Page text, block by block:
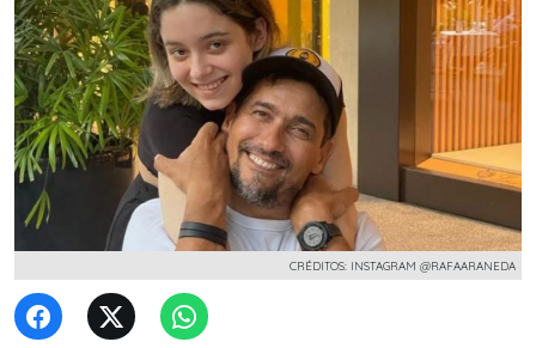
CRÉDITOS: INSTAGRAM @RAFAARANEDA